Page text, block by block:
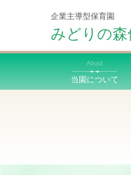
企業主導型保育園
みどりの
About
当園について